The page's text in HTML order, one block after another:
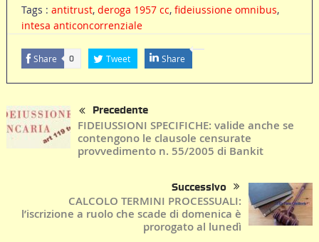
Tags : antitrust, deroga 1957 cc, fideiussione omnibus,
intesa anticoncorrenziale
Share 0 Tweet Share
Precedente
FIDEIUSSIONI SPECIFICHE: valide anche se
contengono le clausole censurate
provvedimento n. 55/2005 di Bankit
Successivo
CALCOLO TERMINI PROCESSUALI:
l’iscrizione a ruolo che scade di domenica è
prorogato al lunedì